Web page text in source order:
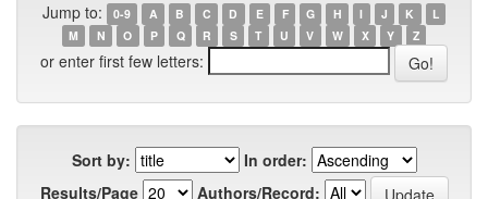
Jump to: 0-9 A B C D E F G H I J K
L
M
N O P Q R S T U V W X Y Z
or enter first few letters:
Sort by:
In order:
Results/Page
Authors/Record: